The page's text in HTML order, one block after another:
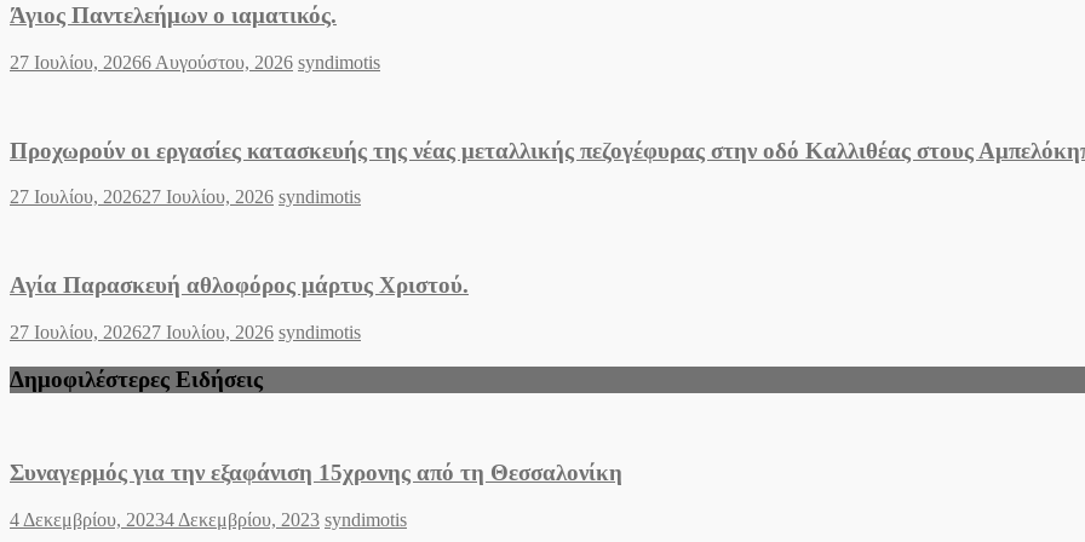
Άγιος Παντελεήμων o ιαματικός.
Posted
27 Ιουλίου, 20266 Αυγούστου, 2026 Author
syndimotis
Προχωρούν οι εργασίες κατασκευής της νέας μεταλλικής πεζογέφυρας στην οδό Καλλιθέας στους
Posted
27 Ιουλίου, 202627 Ιουλίου, 2026 Author
syndimotis
Αγία Παρασκευή αθλοφόρος μάρτυς Χριστού.
Posted
27 Ιουλίου, 202627 Ιουλίου, 2026 Author
syndimotis
Δημοφιλέστερες Ειδήσεις
Συναγερμός για την εξαφάνιση 15χρονης από τη Θεσσαλονίκη
Posted
4 Δεκεμβρίου, 20234 Δεκεμβρίου, 2023 Author
syndimotis